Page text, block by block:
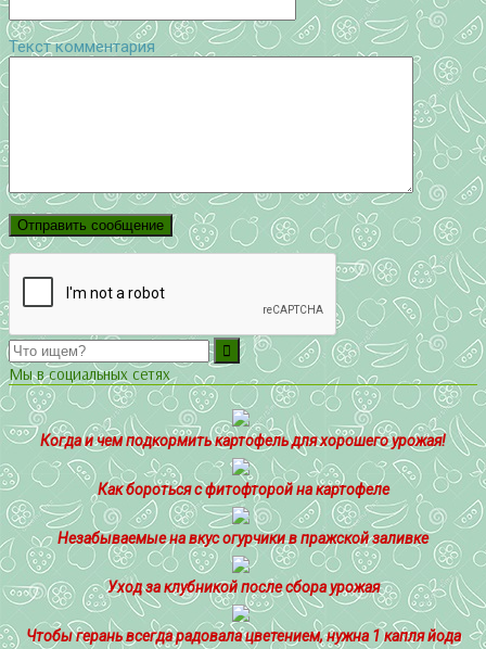
Текст комментария
Мы в социальных сетях
Когда и чем подкормить картофель для хорошего урожая!
Как бороться с фитофторой на картофеле
Незабываемые на вкус огурчики в пражской заливке
Уход за клубникой после сбора урожая
Чтобы герань всегда радовала цветением, нужна 1 капля йода